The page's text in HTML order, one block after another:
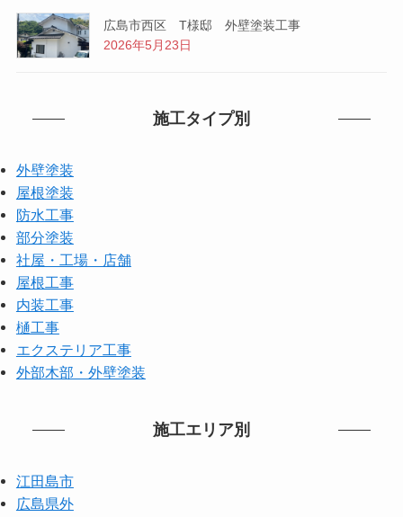
広島市西区 T様邸 外壁塗装工事
2026年5月23日
施工タイプ別
外壁塗装
屋根塗装
防水工事
部分塗装
社屋・工場・店舗
屋根工事
内装工事
樋工事
エクステリア工事
外部木部・外壁塗装
施工エリア別
江田島市
広島県外